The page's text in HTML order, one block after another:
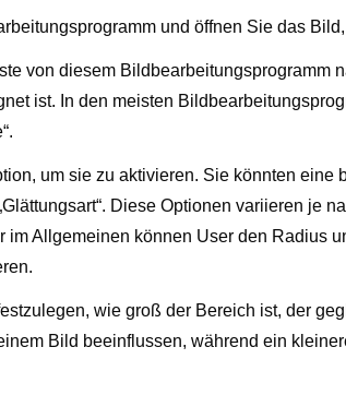
und öffnen Sie das
von diesem Bildbearbeitungsprogramm
ist. In den meisten
um sie zu aktivieren. Sie könnten eine
Diese Optionen variieren je
im Allgemeinen können User den Radius
wie groß der Bereich ist, der
Bild beeinflussen, während ein